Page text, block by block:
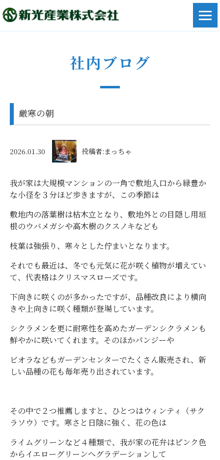
社内ブログ
厳寒の朝
2026.01.30 投稿者:まっちゃ
我が家は大規模マンションの一角で敷地入口から緑豊か
な小径を３分ほど歩きますが、この季節は
敷地内の落葉樹は枯木立となり、敷地外との目隠し用垣
根のウバメガシや高木樹のクスノキなども
枝葉は強張り、寒々とした佇まいとなります。
それでも最近は、冬でも元気に花が咲く植物が増えてい
て、代表格はクリスマスローズです。
下向きに咲くのが多かったですが、品種改良により横向
きや上向きに咲く種類が登場しています。
シクラメンを更に耐寒性を高めたガーデンシクラメンも
鮮やかに咲いてくれます。そのほかパンジーや
ビオラなどもガーデンセンターでたくさん販売され、新
しい品種の花も毎年売り出されています。
その中で２つ推薦しますと、ひとつはウィンティ（サク
ラソウ）です。寒さと日陰に強く、花の色は
ライムグリーンなど４種類で、我が家の花弁はピンク色
からイエローグリーンへグラデーションして